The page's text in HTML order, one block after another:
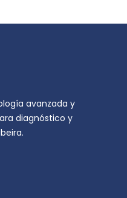
avanzada y
diagnóstico y